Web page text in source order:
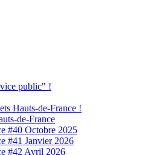
public" !
Hauts-de-France !
de-France
#40 Octobre 2025
#41 Janvier 2026
#42 Avril 2026